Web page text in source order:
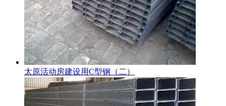
太原活动房建设用C型钢（二）